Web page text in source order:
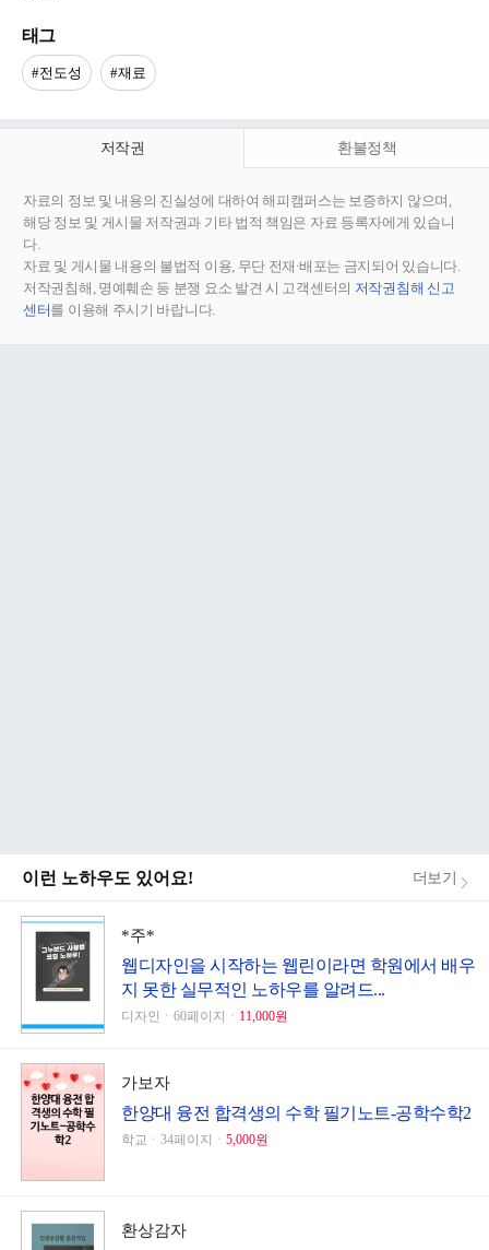
태그
#전도성 #재료
저작권 환불정책
자료의 정보 및 내용의 진실성에 대하여 해피캠퍼스는 보증하지 않으며,
해당 정보 및 게시물 저작권과 기타 법적 책임은 자료 등록자에게 있습니
다.
자료 및 게시물 내용의 불법적 이용, 무단 전재∙배포는 금지되어 있습니다.
저작권침해, 명예훼손 등 분쟁 요소 발견 시 고객센터의 저작권침해 신고
센터를 이용해 주시기 바랍니다.
이런 노하우도 있어요! 더보기
*주*
웹디자인을 시작하는 웹린이라면 학원에서 배우
지 못한 실무적인 노하우를 알려드...
디자인ㆍ60페이지ㆍ 11,000원
가보자
한양대 융전 합격생의 수학 필기노트-공학수학2
학교ㆍ34페이지ㆍ 5,000원
환상감자